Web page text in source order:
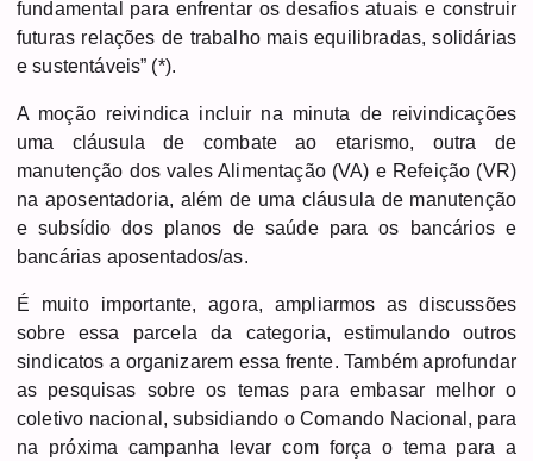
fundamental para enfrentar os desafios atuais e construir
futuras relações de trabalho mais equilibradas, solidárias
e sustentáveis” (*).
A moção reivindica incluir na minuta de reivindicações
uma cláusula de combate ao etarismo, outra de
manutenção dos vales Alimentação (VA) e Refeição (VR)
na aposentadoria, além de uma cláusula de manutenção
e subsídio dos planos de saúde para os bancários e
bancárias aposentados/as.
É muito importante, agora, ampliarmos as discussões
sobre essa parcela da categoria, estimulando outros
sindicatos a organizarem essa frente. Também aprofundar
as pesquisas sobre os temas para embasar melhor o
coletivo nacional, subsidiando o Comando Nacional, para
na próxima campanha levar com força o tema para a